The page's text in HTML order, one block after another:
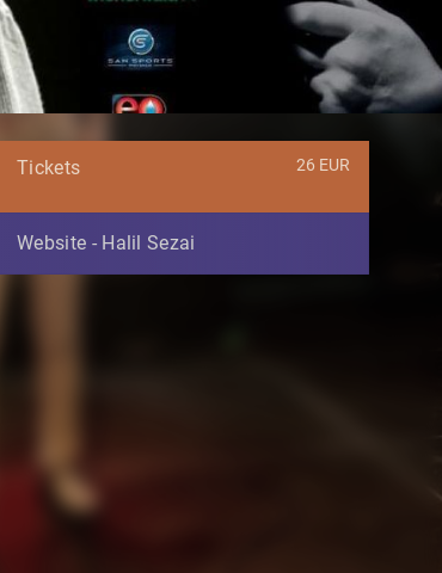
Tickets 26 EUR
Website - Halil Sezai